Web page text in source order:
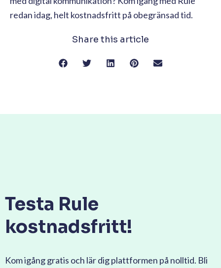
redan idag, helt kostnadsfritt på obegränsad tid.
Share this article
Testa Rule
kostnadsfritt!
Kom igång gratis och lär dig plattformen på nolltid. Bli